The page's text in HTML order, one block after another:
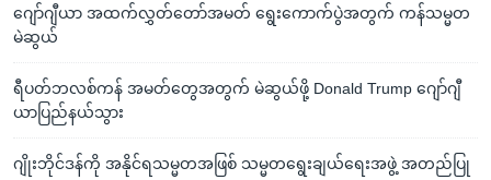
ဂျော်ဂျီယာ အထက်လွှတ်တော်အမတ် ရွေးကောက်ပွဲအတွက် ကန်သမ္မတ
မဲဆွယ်
ရီပတ်ဘလစ်ကန် အမတ်တွေအတွက် မဲဆွယ်ဖို့ Donald Trump ဂျော်ဂျီ
ယာပြည်နယ်သွား
ဂျိုးဘိုင်ဒန်ကို အနိုင်ရသမ္မတအဖြစ် သမ္မတရွေးချယ်ရေးအဖွဲ့ အတည်ပြု